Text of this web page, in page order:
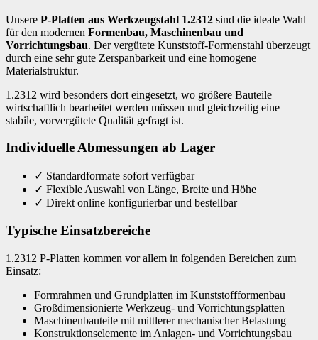
Unsere P-Platten aus Werkzeugstahl 1.2312 sind die ideale Wahl
für den modernen Formenbau, Maschinenbau und
Vorrichtungsbau. Der vergütete Kunststoff-Formenstahl überzeugt
durch eine sehr gute Zerspanbarkeit und eine homogene
Materialstruktur.
1.2312 wird besonders dort eingesetzt, wo größere Bauteile
wirtschaftlich bearbeitet werden müssen und gleichzeitig eine
stabile, vorvergütete Qualität gefragt ist.
Individuelle Abmessungen ab Lager
✓ Standardformate sofort verfügbar
✓ Flexible Auswahl von Länge, Breite und Höhe
✓ Direkt online konfigurierbar und bestellbar
Typische Einsatzbereiche
1.2312 P-Platten kommen vor allem in folgenden Bereichen zum
Einsatz:
Formrahmen und Grundplatten im Kunststoffformenbau
Großdimensionierte Werkzeug- und Vorrichtungsplatten
Maschinenbauteile mit mittlerer mechanischer Belastung
Konstruktionselemente im Anlagen- und Vorrichtungsbau